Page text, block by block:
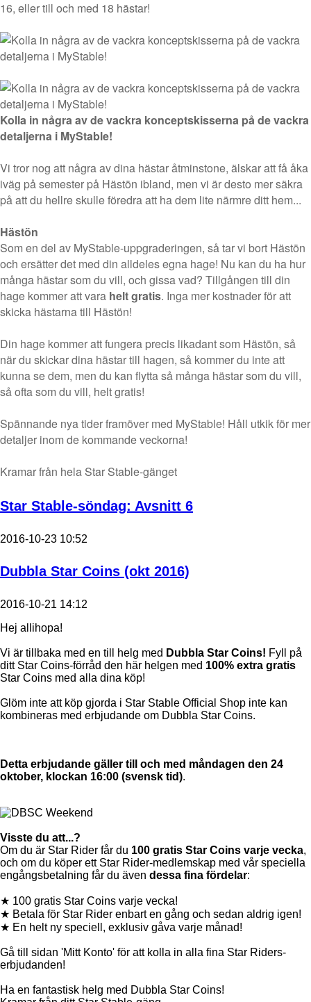
16, eller till och med 18 hästar!
Kolla in några av de vackra konceptskisserna på de vackra
detaljerna i MyStable!
Vi tror nog att några av dina hästar åtminstone, älskar att få åka
iväg på semester på Hästön ibland, men vi är desto mer säkra
på att du hellre skulle föredra att ha dem lite närmre ditt hem...
Hästön
Som en del av MyStable-uppgraderingen, så tar vi bort Hästön
och ersätter det med din alldeles egna hage! Nu kan du ha hur
många hästar som du vill, och gissa vad? Tillgången till din
hage kommer att vara helt gratis. Inga mer kostnader för att
skicka hästarna till Hästön!
Din hage kommer att fungera precis likadant som Hästön, så
när du skickar dina hästar till hagen, så kommer du inte att
kunna se dem, men du kan flytta så många hästar som du vill,
så ofta som du vill, helt gratis!
Spännande nya tider framöver med MyStable! Håll utkik för mer
detaljer inom de kommande veckorna!
Kramar från hela Star Stable-gänget
Star Stable-söndag: Avsnitt 6
2016-10-23 10:52
Dubbla Star Coins (okt 2016)
2016-10-21 14:12
Hej allihopa!
Vi är tillbaka med en till helg med Dubbla Star Coins! Fyll på
ditt Star Coins-förråd den här helgen med 100% extra gratis
Star Coins med alla dina köp!
Glöm inte att köp gjorda i Star Stable Official Shop inte kan
kombineras med erbjudande om Dubbla Star Coins.
Detta erbjudande gäller till och med måndagen den 24
oktober, klockan 16:00 (svensk tid).
Visste du att...?
Om du är Star Rider får du 100 gratis Star Coins varje vecka,
och om du köper ett Star Rider-medlemskap med vår speciella
engångsbetalning får du även dessa fina fördelar:
★ 100 gratis Star Coins varje vecka!
★ Betala för Star Rider enbart en gång och sedan aldrig igen!
★ En helt ny speciell, exklusiv gåva varje månad!
Gå till sidan 'Mitt Konto' för att kolla in alla fina Star Riders-
erbjudanden!
Ha en fantastisk helg med Dubbla Star Coins!